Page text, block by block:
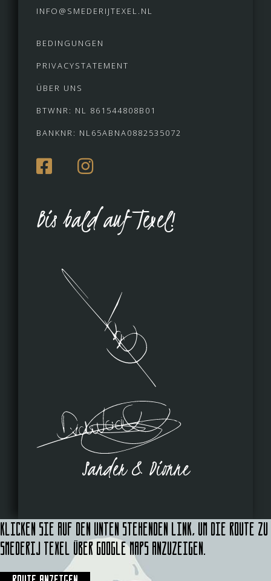
INFO@SMEDERIJTEXEL.NL
BEDINGUNGEN
PRIVACYSTATEMENT
ÜBER UNS
BTWNR: NL 861544808B01
BANKNR: NL65ABNA0882535072
Bis bald auf Texel!
Sander & Dionne
Klicken Sie auf den unten stehenden Link, um die Route zu
Smederij Texel über Google Maps anzuzeigen.